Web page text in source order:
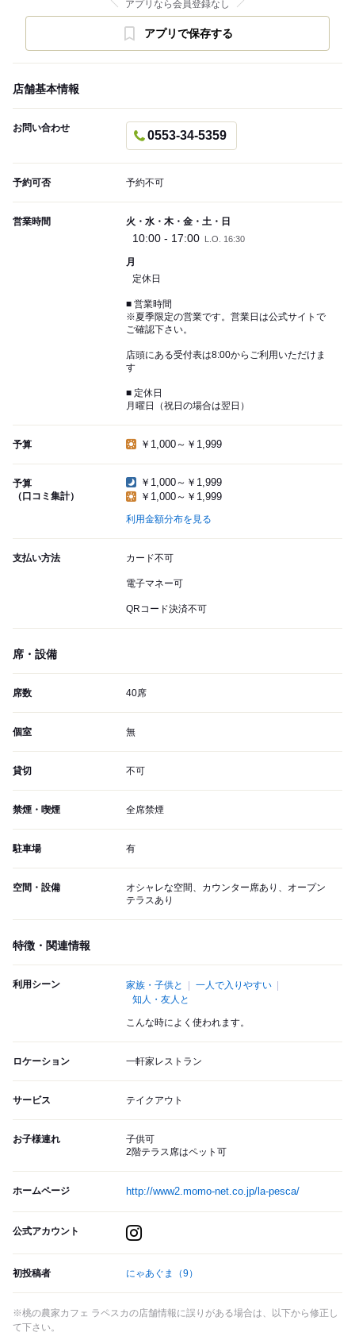
アプリなら会員登録なし
アプリで保存する
店舗基本情報
お問い合わせ
0553-34-5359
予約可否 予約不可
営業時間 火・水・木・金・土・日
10:00 - 17:00 L.O. 16:30
月
定休日
■ 営業時間
※夏季限定の営業です。営業日は公式サイトで
ご確認下さい。
店頭にある受付表は8:00からご利用いただけま
す
■ 定休日
月曜日（祝日の場合は翌日）
予算 ￥1,000～￥1,999
予算
（口コミ集計）
￥1,000～￥1,999
￥1,000～￥1,999
利用金額分布を見る
支払い方法 カード不可
電子マネー可
QRコード決済不可
席・設備
席数 40席
個室 無
貸切 不可
禁煙・喫煙 全席禁煙
駐車場 有
空間・設備
オシャレな空間、カウンター席あり、オープン
テラスあり
特徴・関連情報
利用シーン 家族・子供と
一人で入りやすい
知人・友人と
こんな時によく使われます。
ロケーション 一軒家レストラン
サービス テイクアウト
お子様連れ
子供可
2階テラス席はペット可
ホームページ http://www2.momo-net.co.jp/la-pesca/
公式アカウント
初投稿者 にゃあぐま （9）
※桃の農家カフェ ラペスカの店舗情報に誤りがある場合は、以下から修正し
て下さい。